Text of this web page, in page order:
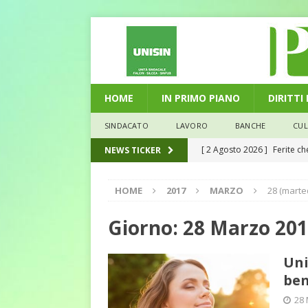
HOME IN PRIMO PIANO DIRITTI
SINDACATO LAVORO BANCHE
NEWS TICKER [ 2 Agosto 2026 ] Ferite
[ 29 Luglio 2026 ] Marche:
[ 28 Luglio 2026 ]
debiti sono più leggeri
[ 26 Luglio 2026 ]
Il
euro riguarda, non solo i
HOME 2017 MARZO 28
Giorno: 28 Marzo
28